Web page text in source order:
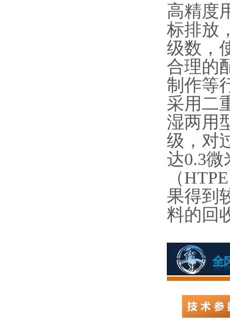
高精度
标排放
级数，
合理的
制作等
采用二
湿两用
级，对
达0.3
（
果得到
料的回